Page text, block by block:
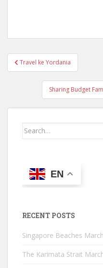
Post
navigation
Travel ke Yordania
Sharing Budget
Search
EN
RECENT POSTS
Singapore Beaches
The Karimata Strait